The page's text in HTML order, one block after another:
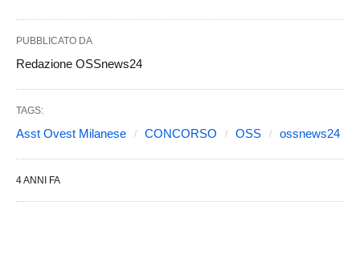
PUBBLICATO DA
Redazione OSSnews24
TAGS:
Asst Ovest Milanese CONCORSO OSS ossnews24
4 ANNI FA